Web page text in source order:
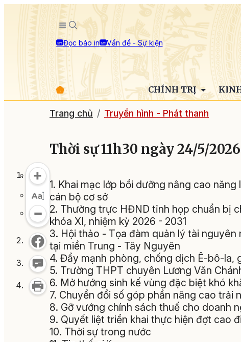
Đọc báo in Vấn đề - Sự kiện
CHÍNH TRỊ
Trang chủ Truyền hình - Phát thanh
Thời sự 11h30 ngày 24/5/2026
1. Khai mạc lớp bồi dưỡng nâng cao
cán bộ cơ sở
2. Thường trực HĐND tỉnh họp chuẩn bị
khóa XI, nhiệm kỳ 2026 - 2031
3. Hội thảo - Tọa đàm quản lý tài
tại miền Trung - Tây Nguyên
4. Đẩy mạnh phòng, chống dịch Ê-bô-la,
5. Trường THPT chuyên Lương Văn
6. Mở hướng sinh kế vùng đặc biệt khó
7. Chuyển đổi số góp phần nâng cao trải
8. Gỡ vướng chính sách thuế cho doanh
9. Quyết liệt triển khai thực hiện đợt cao
10. Thời sự trong nước